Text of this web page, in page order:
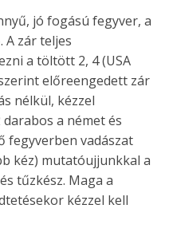
jó fogású fegyver, a
zár teljes
a töltött 2, 4 (USA
előreengedett zár
nélkül, kézzel
a német és
fegyverben vadászat
kéz) mutatóujjunkkal a
tűzkész. Maga a
kézzel kell